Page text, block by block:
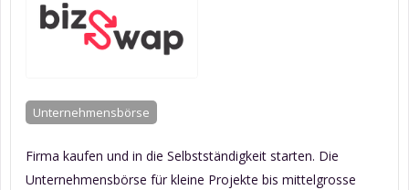
Unternehmensbörse
Firma kaufen und in die Selbstständigkeit starten. Die
Unternehmensbörse für kleine Projekte bis mittelgrosse